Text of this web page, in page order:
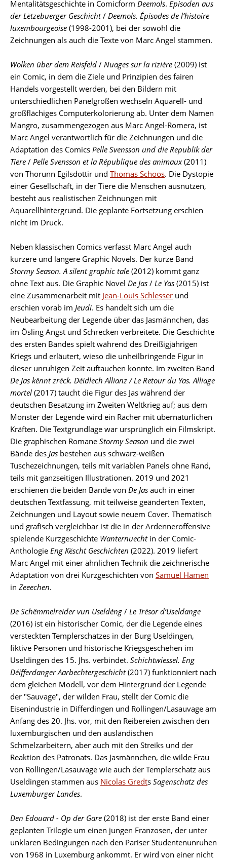
Mentalitätsgeschichte in Comicform Deemols. Episoden aus
der Lëtzebuerger Geschicht/ Deemols. Épisodes de l’histoire
luxembourgeoise (1998-2001), bei der sowohl die
Zeichnungen als auch die Texte von Marc Angel stammen.
Wolken über dem Reisfeld / Nuages sur la rizière (2009) ist
ein Comic, in dem die Ziele und Prinzipien des fairen
Handels vorgestellt werden, bei den Bildern mit
unterschiedlichen Panelgrößen wechseln Aquarell- und
großflächiges Computerkolorierung ab. Unter dem Namen
Mangro, zusammengezogen aus Marc Angel-Romera, ist
Marc Angel verantwortlich für die Zeichnungen und die
Adaptation des Comics Pelle Svensson und die Republik der
Tiere / Pelle Svensson et la République des animaux(2011)
von Thorunn Egilsdottir und Thomas Schoos. Die Dystopie
einer Gesellschaft, in der Tiere die Menschen ausnutzen,
besteht aus realistischen Zeichnungen mit
Aquarellhintergrund. Die geplante Fortsetzung erschien
nicht im Druck.
Neben klassischen Comics verfasst Marc Angel auch
kürzere und längere Graphic Novels. Der kurze Band
Stormy Season. A silent graphic tale (2012) kommt ganz
ohne Text aus. Die Graphic Novel De Jas / Le Yas (2015) ist
eine Zusammenarbeit mit Jean-Louis Schlesser und
erschien vorab im Jeudi. Es handelt sich um die
Neubearbeitung der Legende über das Jasmännchen, das
im Ösling Angst und Schrecken verbreitete. Die Geschichte
des ersten Bandes spielt während des Dreißigjährigen
Kriegs und erläutert, wieso die unheilbringende Figur in
dieser unruhigen Zeit auftauchen konnte. Im zweiten Band
De Jas kënnt zréck. Déidlech Allianz / Le Retour du Yas. Alliage
mortel (2017) taucht die Figur des Jas während der
deutschen Besatzung im Zweiten Weltkrieg auf; aus dem
Monster der Legende wird ein Rächer mit übernatürlichen
Kräften. Die Textgrundlage war ursprünglich ein Filmskript.
Die graphischen Romane Stormy Season und die zwei
Bände des Jas bestehen aus schwarz-weißen
Tuschezeichnungen, teils mit variablen Panels ohne Rand,
teils mit ganzseitigen Illustrationen. 2019 und 2021
erschienen die beiden Bände von De Jas auch in einer
deutschen Textfassung, mit teilweise geänderten Texten,
Zeichnungen und Layout sowie neuem Cover. Thematisch
und grafisch vergleichbar ist die in der Ardenneroffensive
spielende Kurzgeschichte Wanternuecht in der Comic-
Anthologie Eng Këscht Geschichten (2022). 2019 liefert
Marc Angel mit einer ähnlichen Technik die zeichnerische
Adaptation von drei Kurzgeschichten von Samuel Hamen
in Zeeechen.
De Schëmmelreider vun Useldéng / Le Trésor d’Useldange
(2016) ist ein historischer Comic, der die Legende eines
versteckten Templerschatzes in der Burg Useldingen,
fiktive Personen und historische Kriegsgeschehen im
Useldingen des 15. Jhs. verbindet. Schichtwiessel. Eng
Déifferdanger Aarbechtergeschicht(2017) funktionniert nach
dem gleichen Modell, vor dem Hintergrund der Legende
der "Sauvage", der wilden Frau, stellt der Comic die
Eisenindustrie in Differdingen und Rollingen/Lasauvage am
Anfang des 20. Jhs. vor, mit den Reibereien zwischen den
luxemburgischen und den ausländischen
Schmelzarbeitern, aber auch mit den Streiks und der
Reaktion des Patronats. Das Jasmännchen, die wilde Frau
von Rollingen/Lasauvage wie auch der Templerschatz aus
Useldingen stammen aus Nicolas Gredts Sagenschatz des
Luxemburger Landes.
Den Edouard - Op der Gare (2018) ist der erste Band einer
geplanten Trilogie um einen jungen Franzosen, der unter
unklaren Bedingungen nach den Pariser Studentenunruhen
von 1968 in Luxemburg ankommt. Er wird von einer nicht